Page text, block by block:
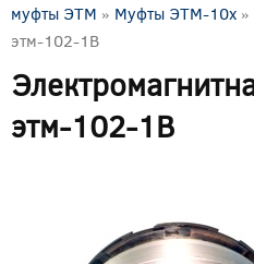
муфты ЭТМ » Муфты ЭТМ-10x
этм-102-1В
этм-102-1В